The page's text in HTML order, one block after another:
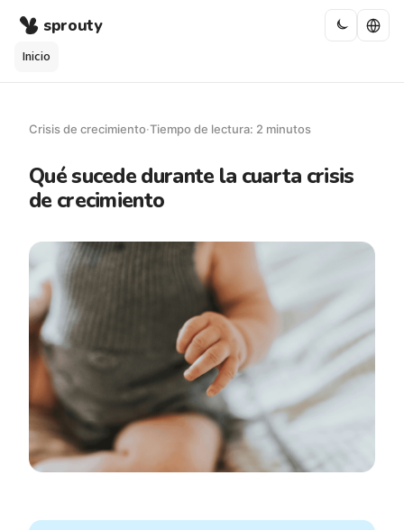
sprouty
Inicio
Crisis de crecimiento·Tiempo de lectura: 2 minutos
Qué sucede durante la cuarta crisis
de crecimiento